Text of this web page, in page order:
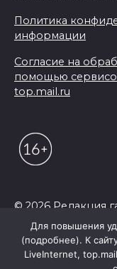
Политика
информации
Согласие на
помощью
top.mail.ru
© 2026 Редакция
Для повышения
(подробнее). К
LiveInternet,